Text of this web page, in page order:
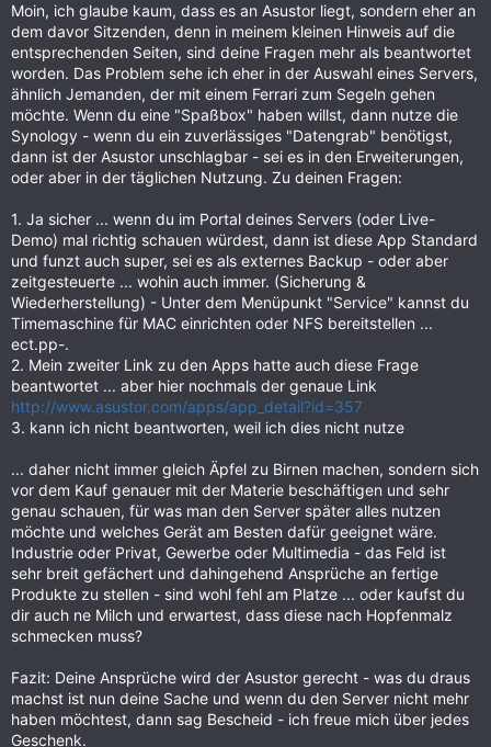
Moin, ich glaube kaum, dass es an Asustor liegt, sondern eher an
dem davor Sitzenden, denn in meinem kleinen Hinweis auf die
entsprechenden Seiten, sind deine Fragen mehr als beantwortet
worden. Das Problem sehe ich eher in der Auswahl eines Servers,
ähnlich Jemanden, der mit einem Ferrari zum Segeln gehen
möchte. Wenn du eine "Spaßbox" haben willst, dann nutze die
Synology - wenn du ein zuverlässiges "Datengrab" benötigst,
dann ist der Asustor unschlagbar - sei es in den Erweiterungen,
oder aber in der täglichen Nutzung. Zu deinen Fragen:
1. Ja sicher ... wenn du im Portal deines Servers (oder Live-
Demo) mal richtig schauen würdest, dann ist diese App Standard
und funzt auch super, sei es als externes Backup - oder aber
zeitgesteuerte ... wohin auch immer. (Sicherung &
Wiederherstellung) - Unter dem Menüpunkt "Service" kannst du
Timemaschine für MAC einrichten oder NFS bereitstellen ...
ect.pp-.
2. Mein zweiter Link zu den Apps hatte auch diese Frage
beantwortet ... aber hier nochmals der genaue Link
http://www.asustor.com/apps/app_detail?id=357
3. kann ich nicht beantworten, weil ich dies nicht nutze
... daher nicht immer gleich Äpfel zu Birnen machen, sondern sich
vor dem Kauf genauer mit der Materie beschäftigen und sehr
genau schauen, für was man den Server später alles nutzen
möchte und welches Gerät am Besten dafür geeignet wäre.
Industrie oder Privat, Gewerbe oder Multimedia - das Feld ist
sehr breit gefächert und dahingehend Ansprüche an fertige
Produkte zu stellen - sind wohl fehl am Platze ... oder kaufst du
dir auch ne Milch und erwartest, dass diese nach Hopfenmalz
schmecken muss?
Fazit: Deine Ansprüche wird der Asustor gerecht - was du draus
machst ist nun deine Sache und wenn du den Server nicht mehr
haben möchtest, dann sag Bescheid - ich freue mich über jedes
Geschenk.